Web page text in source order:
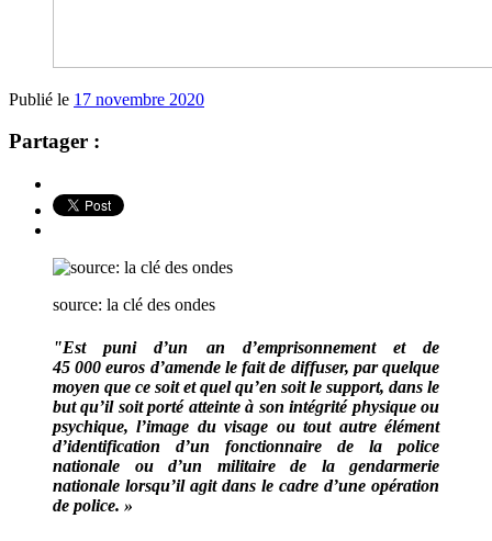
Publié le 17 novembre 2020
Partager :
source: la clé des ondes
"Est puni d’un an d’emprisonnement et de
45 000 euros d’amende le fait de diffuser, par quelque
moyen que ce soit et quel qu’en soit le support, dans le
but qu’il soit porté atteinte à son intégrité physique ou
psychique, l’image du visage ou tout autre élément
d’identification d’un fonctionnaire de la police
nationale ou d’un militaire de la gendarmerie
nationale lorsqu’il agit dans le cadre d’une opération
de police. »